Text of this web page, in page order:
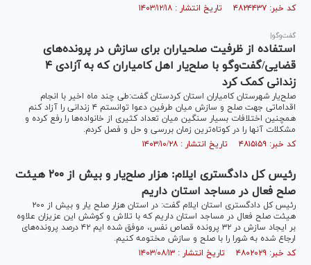
کد خبر: ۴۸۲۴۴۳۷ تاریخ انتشار : ۱۴۰۳/۱۲/۱۸
گفت‌وگو|
استفاده از ظرفیت صلحیاران برای سازش در پرونده‌های
قضایی/گفت‌و‌گو با صلح‌یار اهل کامیاران که به آزادی ۴
زندانی کمک کرد
صلح‌یار شهرستان کامیاران استان کردستان گفت:طی چند ماه اخیر با انجام
اقداماتی جهت صلح و سازش میان طرفین دعوا توانستم ۴ زندانی را آزاد کنم
همچنین اختلافات بسیار سنگین میان تعداد کثیری از خانواده‌ها را رفع کرده و
مشکلات آنها را در کوتاه‌ترین زمان بررسی و حل و فصل کردم.
کد خبر: ۴۸۱۵۱۵۹ تاریخ انتشار : ۱۴۰۳/۱۰/۲۸
رئیس کل دادگستری ایلام: هزار صلح‌یار و بیش از ۲۰۰ هیئت
صلح فعال در مساجد استان داریم
رئیس کل دادگستری استان ایلام گفت: در استان هزار صلح یار و بیش از ۲۰۰
هیئت صلح فعال در مساجد استان داریم که با تلاش و کوشش این عزیزان علاوه
بر ایجاد سازش در ۳۲ پرونده قصاص نفس، موفق شده ایم ۴۲ درصد پرونده‌های
ارجاع شده به شورا را با صلح و سازش مختومه کنیم.
کد خبر: ۴۸۰۲۰۲۹ تاریخ انتشار : ۱۴۰۳/۰۸/۱۳